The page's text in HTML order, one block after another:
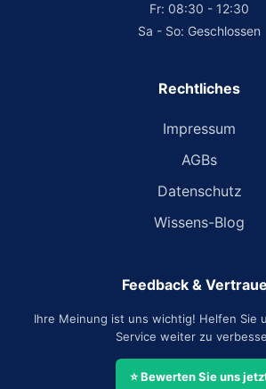
Fr: 08:30 - 12:30
Sa - So: Geschlossen
Rechtliches
Impressum
AGBs
Datenschutz
Wissens-Blog
Feedback &
Ihre Meinung ist uns wichtig! Helfen Sie
Service weiter zu
⭐ Bewerten Sie uns